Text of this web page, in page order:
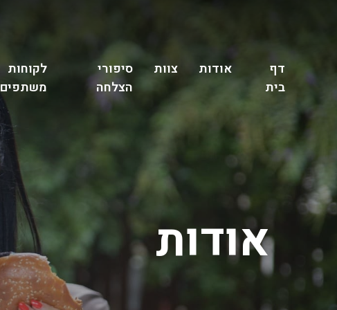
דף
בית
אודות צוות
סיפורי
הצלחה
לקוחות
משתפים
אודות